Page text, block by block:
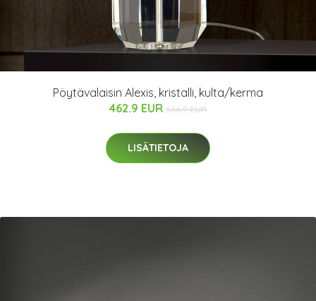
Pöytävalaisin Alexis, kristalli, kulta/kerma
462.9 EUR 566.9 EUR
LISÄTIETOJA